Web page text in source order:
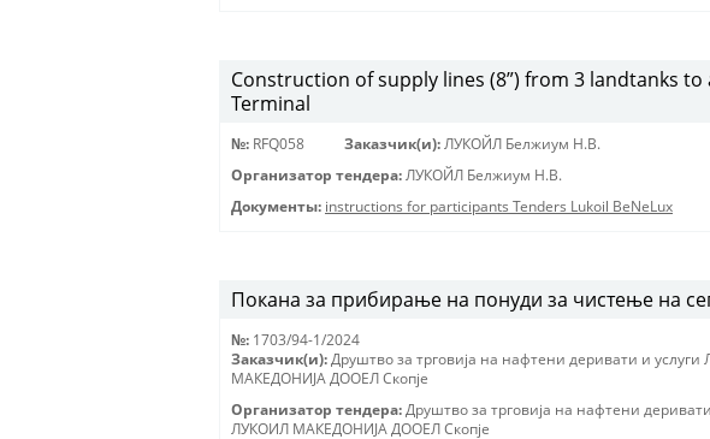
Construction of supply lines (8”) from 3 landtanks to
Terminal
№: RFQ058 Заказчик(и): ЛУКОЙЛ Белжиум Н.В.
Организатор тендера: ЛУКОЙЛ Белжиум Н.В.
Документы: instructions for participants Tenders Lukoil BeNeLux
Покана за прибирање на понуди за чистење на
№: 1703/94-1/2024
Заказчик(и): Друштво за трговиjа на нафтени деривати и услуги
МАКЕДОНИJА ДООЕЛ Скопjе
Организатор тендера: Друштво за трговиjа на нафтени
ЛУКОИЛ МАКЕДОНИJА ДООЕЛ Скопjе